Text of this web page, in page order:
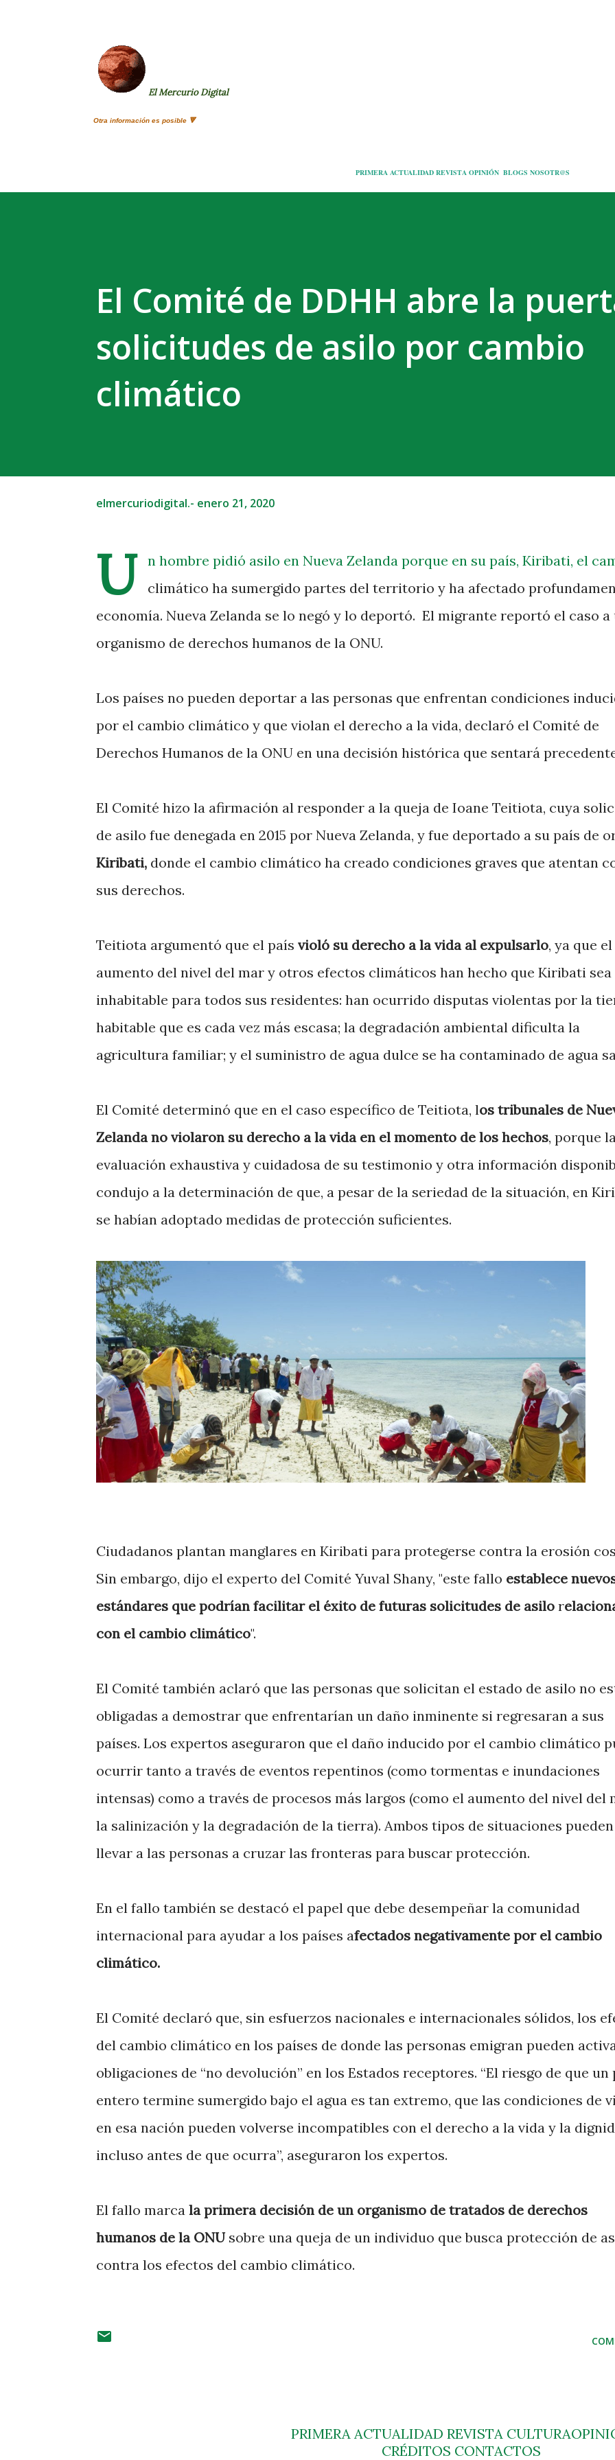
El Mercurio Digital
Otra información es posible 🔻
PRIMERA ACTUALIDAD REVISTA OPINIÓN BLOGS NOSOTR@S
El Comité de DDHH abre la
solicitudes de asilo por cambio
climático
elmercuriodigital.- enero 21, 2020
U
n hombre pidió asilo en Nueva Zelanda porque en su país, Kiribati, el
climático ha sumergido partes del territorio y ha afectado
economía. Nueva Zelanda se lo negó y lo deportó. El migrante reportó el caso a
organismo de derechos humanos de la ONU.
Los países no pueden deportar a las personas que enfrentan condiciones
por el cambio climático y que violan el derecho a la vida, declaró el Comité de
Derechos Humanos de la ONU en una decisión histórica que sentará
El Comité hizo la afirmación al responder a la queja de Ioane Teitiota, cuya
de asilo fue denegada en 2015 por Nueva Zelanda, y fue deportado a su país de
Kiribati, donde el cambio climático ha creado condiciones graves que atentan
sus derechos.
Teitiota argumentó que el país violó su derecho a la vida al expulsarlo, ya que el
aumento del nivel del mar y otros efectos climáticos han hecho que Kiribati sea
inhabitable para todos sus residentes: han ocurrido disputas violentas por la
habitable que es cada vez más escasa; la degradación ambiental dificulta la
agricultura familiar; y el suministro de agua dulce se ha contaminado de agua
El Comité determinó que en el caso específico de Teitiota, los tribunales de
Zelanda no violaron su derecho a la vida en el momento de los hechos, porque
evaluación exhaustiva y cuidadosa de su testimonio y otra información
condujo a la determinación de que, a pesar de la seriedad de la situación, en
se habían adoptado medidas de protección suficientes.
Ciudadanos plantan manglares en Kiribati para protegerse contra la erosión
Sin embargo, dijo el experto del Comité Yuval Shany, "este fallo establece
estándares que podrían facilitar el éxito de futuras solicitudes de asilo r
con el cambio climático".
El Comité también aclaró que las personas que solicitan el estado de asilo no
obligadas a demostrar que enfrentarían un daño inminente si regresaran a sus
países. Los expertos aseguraron que el daño inducido por el cambio climático
ocurrir tanto a través de eventos repentinos (como tormentas e inundaciones
intensas) como a través de procesos más largos (como el aumento del nivel del
la salinización y la degradación de la tierra). Ambos tipos de situaciones pueden
llevar a las personas a cruzar las fronteras para buscar protección.
En el fallo también se destacó el papel que debe desempeñar la comunidad
internacional para ayudar a los países afectados negativamente por el cambio
climático.
El Comité declaró que, sin esfuerzos nacionales e internacionales sólidos, los
del cambio climático en los países de donde las personas emigran pueden
obligaciones de “no devolución” en los Estados receptores. “El riesgo de que un
entero termine sumergido bajo el agua es tan extremo, que las condiciones de
en esa nación pueden volverse incompatibles con el derecho a la vida y la
incluso antes de que ocurra”, aseguraron los expertos.
El fallo marca la primera decisión de un organismo de tratados de derechos
humanos de la ONUsobre una queja de un individuo que busca protección de
contra los efectos del cambio climático.
PRIMERA ACTUALIDAD REVISTA CULTURA
CRÉDITOS CONTACTOS